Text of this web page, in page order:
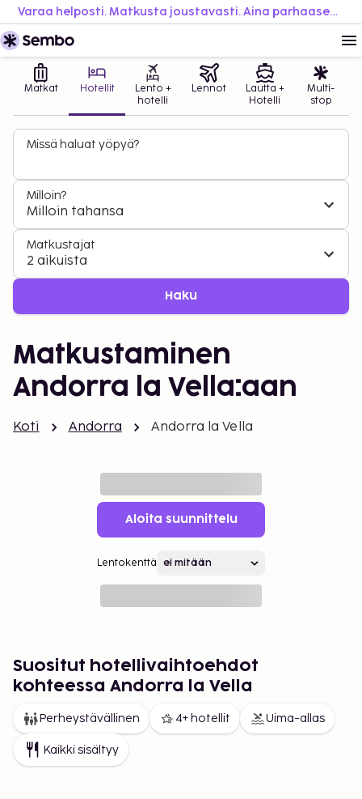
Varaa helposti. Matkusta joustavasti. Aina parhaaseen hintaan.
Matkat Hotellit
Lento +
hotelli
Lennot
Lautta +
Hotelli
Multi-
stop
Missä haluat yöpyä?
Milloin?
Milloin tahansa
Matkustajat
2 aikuista
Haku
Matkustaminen
Andorra la Vella:aan
Koti Andorra Andorra la Vella
Aloita suunnittelu
Lentokenttä
Suositut hotellivaihtoehdot
kohteessa Andorra la Vella
Perheystävällinen 4+ hotellit Uima-allas
Kaikki sisältyy